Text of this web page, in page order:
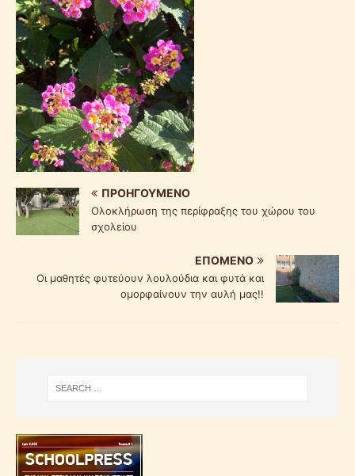
ΠΡΟΗΓΟΎΜΕΝΟ
Ολοκλήρωση της περίφραξης του χώρου του
σχολείου
ΕΠΌΜΕΝΟ
Οι μαθητές φυτεύουν λουλούδια και φυτά και
ομορφαίνουν την αυλή μας!!